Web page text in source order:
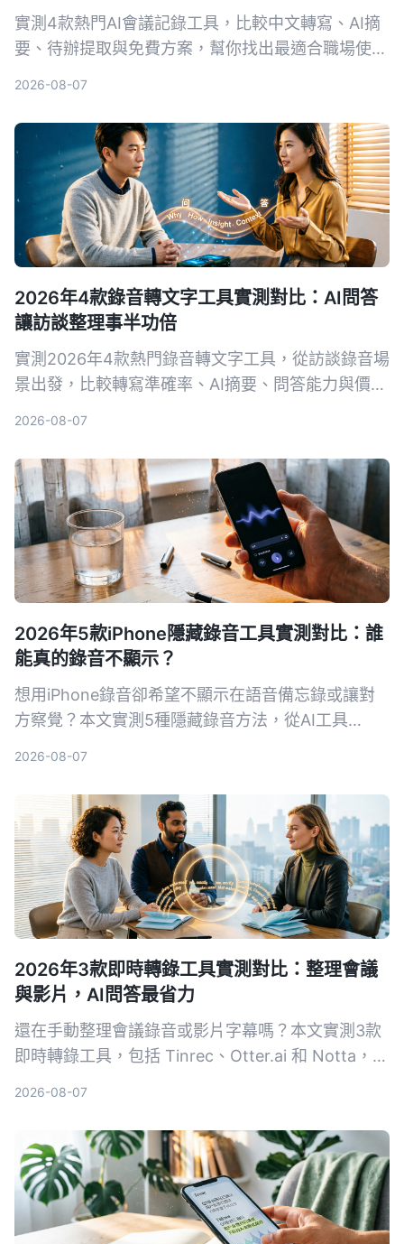
實測4款熱門AI會議記錄工具，比較中文轉寫、AI摘
要、待辦提取與免費方案，幫你找出最適合職場使用
2026-08-07
2026年4款錄音轉文字工具實測對比：AI問答
讓訪談整理事半功倍
實測2026年4款熱門錄音轉文字工具，從訪談錄音場
景出發，比較轉寫準確率、AI摘要、問答能力與價
2026-08-07
2026年5款iPhone隱藏錄音工具實測對比：誰
能真的錄音不顯示？
想用iPhone錄音卻希望不顯示在語音備忘錄或讓對
方察覺？本文實測5種隱藏錄音方法，從AI工具
2026-08-07
2026年3款即時轉錄工具實測對比：整理會議
與影片，AI問答最省力
還在手動整理會議錄音或影片字幕嗎？本文實測3款
即時轉錄工具，包括 Tinrec、Otter.ai 和 Notta，從
2026-08-07